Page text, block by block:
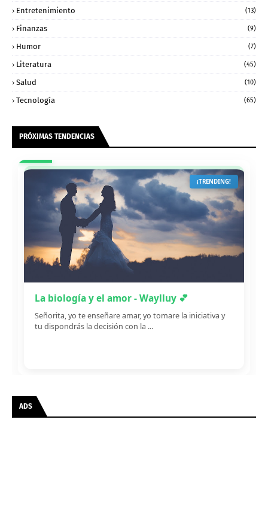
Entretenimiento (13)
Finanzas (9)
Humor (7)
Literatura (45)
Salud (10)
Tecnología (65)
PRÓXIMAS TENDENCIAS
¡TRENDING!
La biología y el amor - Waylluy 💕
Señorita, yo te enseñare amar, yo tomare la iniciativa y
tu dispondrás la decisión con la ...
ADS